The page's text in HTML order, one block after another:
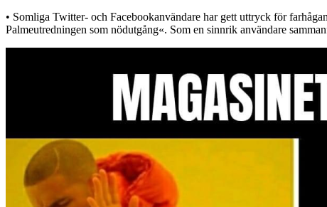
• Somliga Twitter- och Facebookanvändare har gett uttryck för
Palmeutredningen som nödutgång«. Som en sinnrik användare